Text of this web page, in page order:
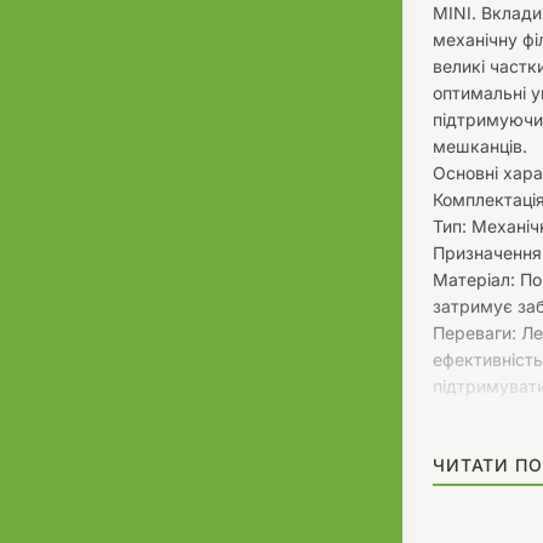
MINI.
механічну
великі
оптимальні
мешканців.
Основні
Тип:
Матеріал:
затримує
Переваги:
ЧИТАТИ